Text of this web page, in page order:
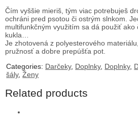
Čím vyššie mieriš, tým viac potrebuješ
ochráni pred psotou či ostrým slnkom.
multifunkčným využitím sa dá použiť ako
kukla…
Je zhotovená z polyesterového
pružnosť a dobre prepúšťa pot.
Categories: Darčeky, Doplnky, Doplnky,
šály,Ženy
Related products